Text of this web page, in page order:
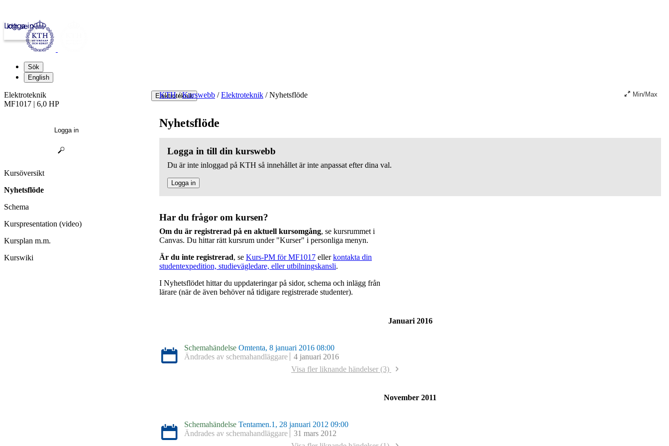
kth.se
Logga in
Sök
English
Elektroteknik
KTH / Kurswebb / Elektroteknik /Nyhetsflöde Min/Max
Nyhetsflöde
Logga in till din kurswebb
Du är inte inloggad på KTH så innehållet är inte anpassat efter dina val.
Logga in
Har du frågor om kursen?
Om du är registrerad på en aktuell kursomgång, se kursrummet i
Canvas. Du hittar rätt kursrum under "Kurser" i personliga menyn.
Är du inte registrerad, se Kurs-PM för MF1017 ellerkontakta din
studentexpedition, studievägledare, eller utbilningskansli.
I Nyhetsflödet hittar du uppdateringar på sidor, schema och inlägg från
lärare (när de även behöver nå tidigare registrerade studenter).
Januari 2016
Schemahändelse Omtenta, 8 januari 2016 08:00
Ändrades av schemahandläggare
4 januari 2016
Visa fler liknande händelser (3)
Ändrades av schemahandläggare
28 september 2012
November 2011
Schemahändelse Tentamen.1, 28 januari 2012 09:00
Ändrades av schemahandläggare
31 mars 2012
Elektroteknik
MF1017 | 6,0 HP
Logga in
Kursöversikt
Nyhetsflöde
Schema
Kurspresentation (video)
Kursplan m.m.
Kurswiki